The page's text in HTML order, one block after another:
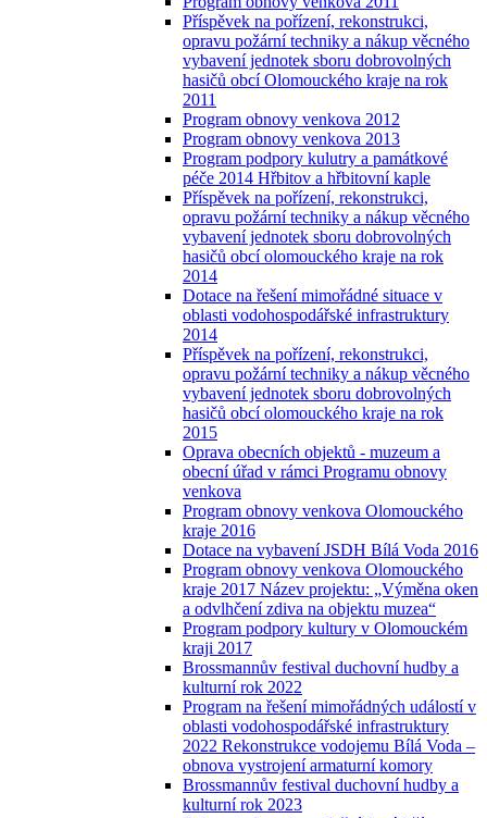
Příspěvek na pořízení, rekonstrukci,
opravu požární techniky a nákup věcného
vybavení jednotek sboru dobrovolných
hasičů obcí Olomouckého kraje na rok
2011
Program obnovy venkova 2012
Program obnovy venkova 2013
Program podpory kulutry a památkové
péče 2014 Hřbitov a hřbitovní kaple
Příspěvek na pořízení, rekonstrukci,
opravu požární techniky a nákup věcného
vybavení jednotek sboru dobrovolných
hasičů obcí olomouckého kraje na rok
2014
Dotace na řešení mimořádné situace v
oblasti vodohospodářské infrastruktury
2014
Příspěvek na pořízení, rekonstrukci,
opravu požární techniky a nákup věcného
vybavení jednotek sboru dobrovolných
hasičů obcí olomouckého kraje na rok
2015
Oprava obecních objektů - muzeum a
obecní úřad v rámci Programu obnovy
venkova
Program obnovy venkova Olomouckého
kraje 2016
Dotace na vybavení JSDH Bílá Voda 2016
Program obnovy venkova Olomouckého
kraje 2017 Název projektu: „Výměna oken
a odvlhčení zdiva na objektu muzea“
Program podpory kultury v Olomouckém
kraji 2017
Brossmannův festival duchovní hudby a
kulturní rok 2022
Program na řešení mimořádných událostí v
oblasti vodohospodářské infrastruktury
2022 Rekonstrukce vodojemu Bílá Voda –
obnova vystrojení armaturní komory
Brossmannův festival duchovní hudby a
kulturní rok 2023